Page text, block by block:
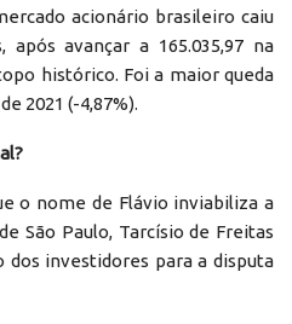
acionário brasileiro caiu
após avançar a 165.035,97 na
histórico. Foi a maior queda
2021 (-4,87%).
o nome de Flávio inviabiliza a
São Paulo, Tarcísio de Freitas
investidores para a disputa